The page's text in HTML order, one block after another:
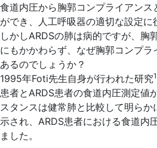
食道内圧から胸郭コンプライアンス
ができ、人工呼吸器の適切な設定に
しかしARDSの肺は病的ですが、胸
にもかかわらず、なぜ胸郭コンプ
あるのでしょうか？
1995年Foti先生自身が行われた研究1
患者とARDS患者の食道内圧測定値
スタンスは健常肺と比較して明ら
示され、ARDS患者における食道内
ました。